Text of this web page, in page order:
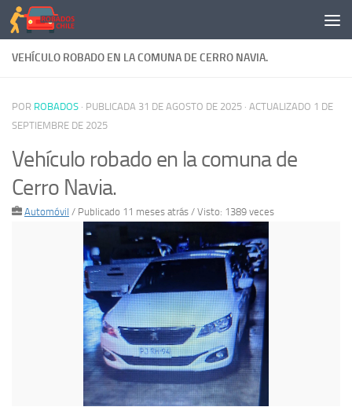
Saltar al contenido
VEHÍCULO ROBADO EN LA COMUNA DE CERRO NAVIA.
POR ROBADOS · PUBLICADA 31 DE AGOSTO DE 2025 · ACTUALIZADO 1 DE
SEPTIEMBRE DE 2025
Vehículo robado en la comuna de
Cerro Navia.
Automóvil / Publicado 11 meses atrás / Visto: 1389 veces